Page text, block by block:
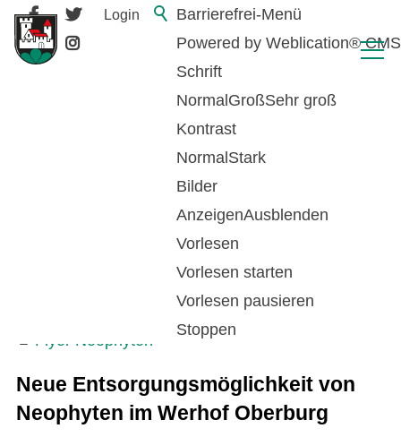
Barrierefrei-Menü
Powered by Weblication® CMS
Schrift
Normal GroßSehr groß
Kontrast
Normal Stark
Bilder
AnzeigenAusblenden
Vorlesen
Vorlesen starten
Vorlesen pausieren
Stoppen
Login
Neophyten
Aufruf für Mithilfe bei der Neophytenbekämpfung
Flyer Neophyten
Neue Entsorgungsmöglichkeit von
Neophyten im Werhof Oberburg